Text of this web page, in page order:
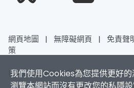
我們使用Cookies為您提供更好
網頁地圖 | 無障礙網頁 | 免責聲
策
香港浸會大學 版權所有 © 2025